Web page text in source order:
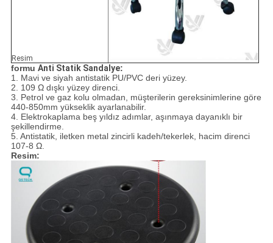
Resim
formu Anti Statik Sandalye:
1. Mavi ve siyah antistatik PU/PVC deri yüzey.
2. 109 Ω dışkı yüzey direnci.
3. Petrol ve gaz kolu olmadan, müşterilerin gereksinimlerine göre
440-850mm yükseklik ayarlanabilir.
4. Elektrokaplama beş yıldızadımlar, aşınmaya dayanıklı bir
şekillendirme.
5. Antistatik, iletken metal zincirli kadeh/tekerlek, hacim direnci
107-8 Ω.
Resim: